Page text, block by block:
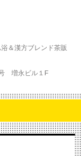
＆漢方ブレンド茶販
26号 増永ビル１F